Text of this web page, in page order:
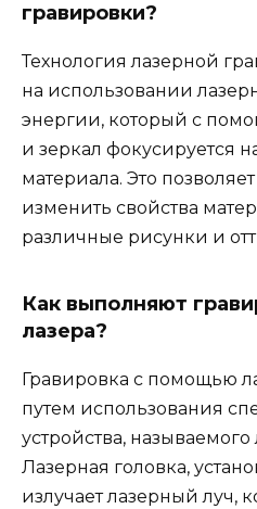
гравировки?
Технология лазерной
на использовании
энергии, который с
и зеркал фокусируется
материала. Это
изменить свойства
различные рисунки и
Как выполняют
лазера?
Гравировка с помощью
путем использования
устройства,
Лазерная головка,
излучает лазерный луч,